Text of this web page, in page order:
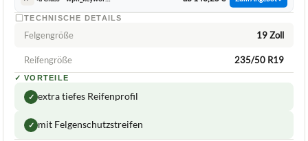
TECHNISCHE DETAILS
Felgengröße 19 Zoll
Reifengröße 235/50 R19
✓ VORTEILE
✓ extra tiefes Reifenprofil
✓ mit Felgenschutzstreifen